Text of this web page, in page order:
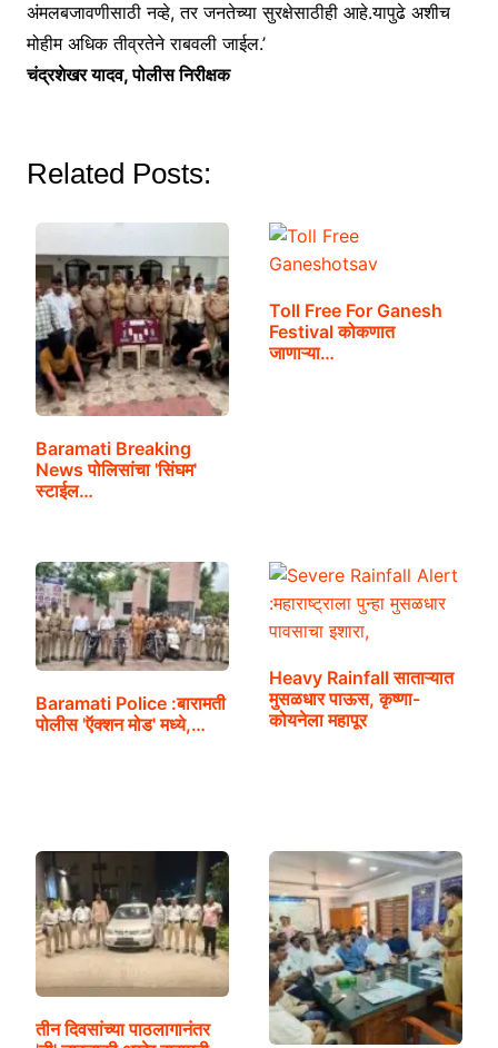
अंमलबजावणीसाठी नव्हे, तर जनतेच्या सुरक्षेसाठीही आहे.यापुढे अशीच
मोहीम अधिक तीव्रतेने राबवली जाईल.’
चंद्रशेखर यादव, पोलीस निरीक्षक
Related Posts:
Baramati Breaking
News पोलिसांचा 'सिंघम'
स्टाईल…
Toll Free For Ganesh
Festival कोकणात
जाणाऱ्या…
Baramati Police :बारामती
पोलीस 'ऍक्शन मोड' मध्ये,…
Heavy Rainfall साताऱ्यात
मुसळधार पाऊस, कृष्णा-
कोयनेला महापूर
तीन दिवसांच्या पाठलागानंतर